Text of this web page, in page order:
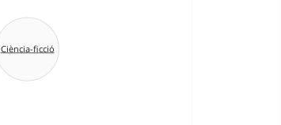
Ciència-ficció